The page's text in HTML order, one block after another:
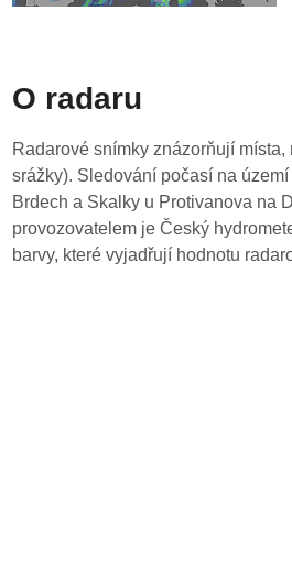
O radaru
Radarové snímky znázorňují
srážky). Sledování počasí na
Brdech a Skalky u Protivanova na
provozovatelem je Český
barvy, které vyjadřují hodnotu